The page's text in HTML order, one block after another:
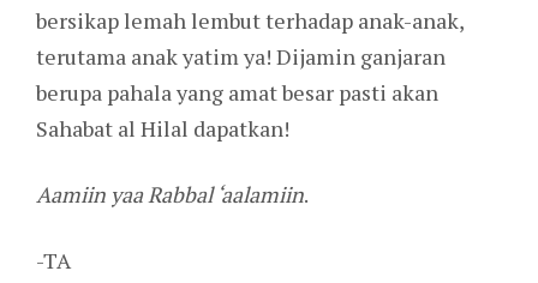
bersikap lemah lembut terhadap anak-anak,
terutama anak yatim ya! Dijamin ganjaran
berupa pahala yang amat besar pasti akan
Sahabat al Hilal dapatkan!
Aamiin yaa Rabbal ‘aalamiin.
-TA